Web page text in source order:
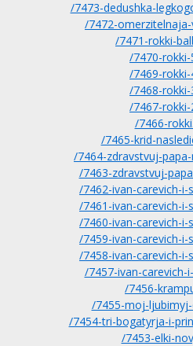
/7473-dedushka-
/7472-
/7471-rokki-
/7470-rokki-
/7469-rokki-
/7468-rokki-
/7467-rokki-
/7466-
/7465-krid-
/7464-zdravstvuj-
/7463-zdravstvuj-
/7462-ivan-carevich-i-
/7461-ivan-carevich-i-
/7460-ivan-carevich-i-
/7459-ivan-carevich-i-
/7458-ivan-carevich-i-
/7457-ivan-carevich-
/7456-
/7455-moj-
/7454-tri-bogatyrja-i-
/7453-elki-